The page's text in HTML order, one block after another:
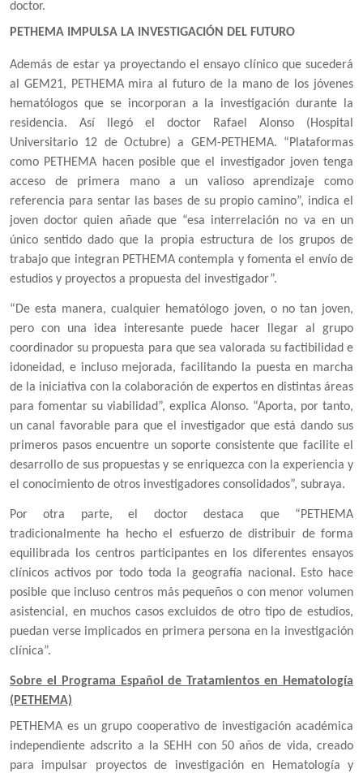
doctor.
PETHEMA IMPULSA LA INVESTIGACIÓN DEL FUTURO
Además de estar ya proyectando el ensayo clínico que sucederá
al GEM21, PETHEMA mira al futuro de la mano de los jóvenes
hematólogos que se incorporan a la investigación durante la
residencia. Así llegó el doctor Rafael Alonso (Hospital
Universitario 12 de Octubre) a GEM-PETHEMA. “Plataformas
como PETHEMA hacen posible que el investigador joven tenga
acceso de primera mano a un valioso aprendizaje como
referencia para sentar las bases de su propio camino”, indica el
joven doctor quien añade que “esa interrelación no va en un
único sentido dado que la propia estructura de los grupos de
trabajo que integran PETHEMA contempla y fomenta el envío de
estudios y proyectos a propuesta del investigador”.
“De esta manera, cualquier hematólogo joven, o no tan joven,
pero con una idea interesante puede hacer llegar al grupo
coordinador su propuesta para que sea valorada su factibilidad e
idoneidad, e incluso mejorada, facilitando la puesta en marcha
de la iniciativa con la colaboración de expertos en distintas áreas
para fomentar su viabilidad”, explica Alonso. “Aporta, por tanto,
un canal favorable para que el investigador que está dando sus
primeros pasos encuentre un soporte consistente que facilite el
desarrollo de sus propuestas y se enriquezca con la experiencia y
el conocimiento de otros investigadores consolidados”, subraya.
Por otra parte, el doctor destaca que “PETHEMA
tradicionalmente ha hecho el esfuerzo de distribuir de forma
equilibrada los centros participantes en los diferentes ensayos
clínicos activos por todo toda la geografía nacional. Esto hace
posible que incluso centros más pequeños o con menor volumen
asistencial, en muchos casos excluidos de otro tipo de estudios,
puedan verse implicados en primera persona en la investigación
clínica”.
Sobre el Programa Español de Tratamientos en Hematología
(PETHEMA)
PETHEMA es un grupo cooperativo de investigación académica
independiente adscrito a la SEHH con 50 años de vida, creado
para impulsar proyectos de investigación en Hematología y